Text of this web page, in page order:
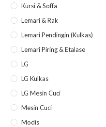
Kursi & Soffa
Lemari & Rak
Lemari Pendingin (kulkas)
Lemari Piring & Etalase
LG
LG Kulkas
LG Mesin Cuci
Mesin Cuci
Modis